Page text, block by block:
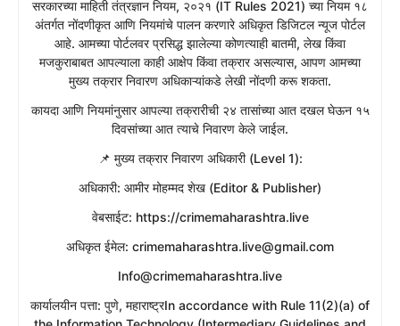
सरकारच्या माहिती तंत्रज्ञान नियम, २०२१ (IT Rules 2021) च्या नियम १८
अंतर्गत नोंदणीकृत आणि नियमांचे पालन करणारे अधिकृत डिजिटल न्यूज पोर्टल
आहे. आमच्या पोर्टलवर प्रसिद्ध झालेल्या कोणत्याही बातमी, लेख किंवा
मजकुराबाबत आपल्याला काही आक्षेप किंवा तक्रार असल्यास, आपण आमच्या
मुख्य तक्रार निवारण अधिकाऱ्यांकडे लेखी नोंदणी करू शकता.
​कायदा आणि नियमांनुसार आपल्या तक्रारीची २४ तासांच्या आत दखल घेऊन १५
दिवसांच्या आत त्याचे निवारण केले जाईल.
​📌 मुख्य तक्रार निवारण अधिकारी (Level 1):
​अधिकारी: आमीर मोहम्मद शेख (Editor & Publisher)
​वेबसाईट: https://crimemaharashtra.live
​अधिकृत ईमेल: crimemaharashtra.live@gmail.com
Info@crimemaharashtra.live
​कार्यालयीन पत्ता: पुणे, महाराष्ट्रIn accordance with Rule 11(2)(a) of